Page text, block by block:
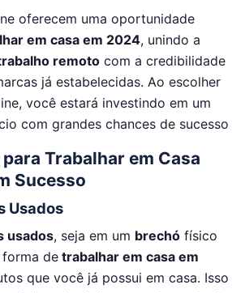
oferecem uma oportunidade
em casa em 2024, unindo a
remoto com a credibilidade
já estabelecidas. Ao escolher
você estará investindo em um
com grandes chances de sucesso
Trabalhar em Casa
Sucesso
Usados
usados, seja em um brechó físico
forma de trabalhar em casa em
que você já possui em casa. Isso